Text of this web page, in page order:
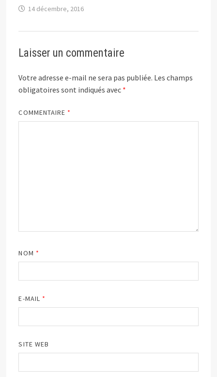
14 décembre, 2016
Laisser un commentaire
Votre adresse e-mail ne sera pas publiée. Les champs
obligatoires sont indiqués avec *
COMMENTAIRE *
NOM *
E-MAIL *
SITE WEB